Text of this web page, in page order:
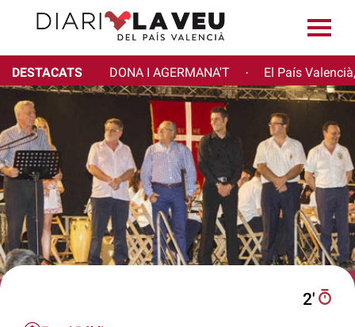
DESTACATS DONA I AGERMANA'T · El País
2′